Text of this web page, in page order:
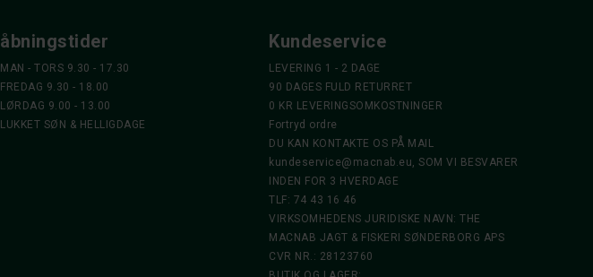
åbningstider
MAN - TORS 9.30 - 17.30
FREDAG 9.30 - 18.00
LØRDAG 9.00 - 13.00
LUKKET SØN & HELLIGDAGE
Kundeservice
LEVERING 1 - 2 DAGE
90 DAGES FULD RETURRET
0 KR LEVERINGSOMKOSTNINGER
Fortryd ordre
DU KAN KONTAKTE OS PÅ MAIL
kundeservice@macnab.eu, SOM VI BESVARER
INDEN FOR 3 HVERDAGE
TLF: 74 43 16 46
VIRKSOMHEDENS JURIDISKE NAVN: THE
MACNAB JAGT & FISKERI SØNDERBORG APS
CVR NR.: 28123760